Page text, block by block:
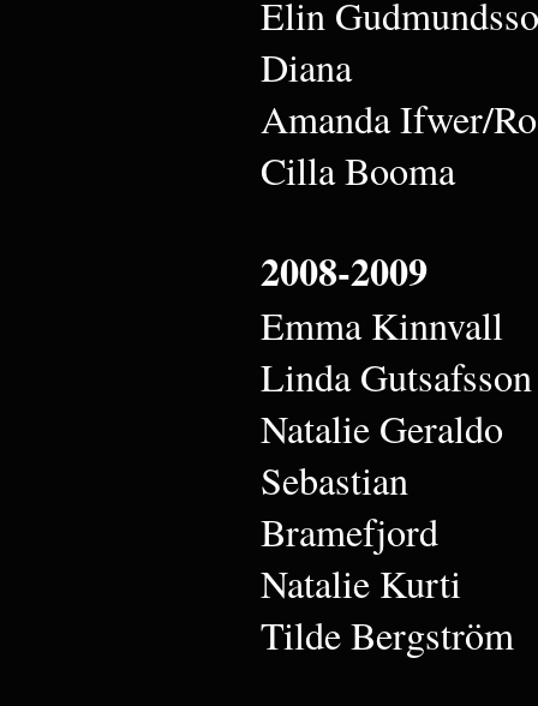
Elin
Diana
Amanda Ifwer/
Cilla Booma
2008-2009
Emma Kinnvall
Linda Gutsafsson
Natalie Geraldo
Sebastian
Bramefjord
Natalie Kurti
Tilde Bergström